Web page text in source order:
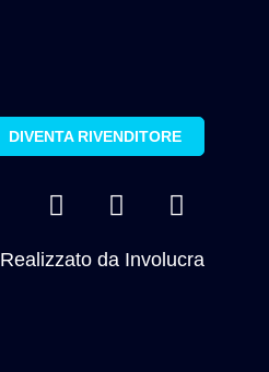
DIVENTA RIVENDITORE
Realizzato da Involucra